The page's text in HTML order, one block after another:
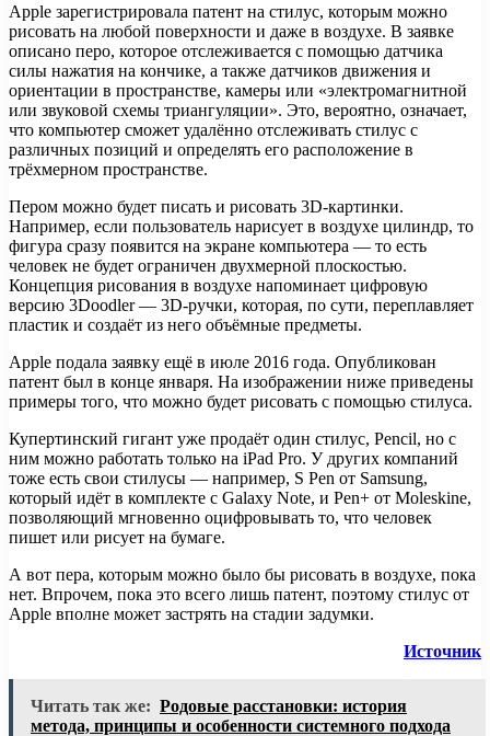
Apple зарегистрировала патент на стилус, которым можно
рисовать на любой поверхности и даже в воздухе. В заявке
описано перо, которое отслеживается с помощью датчика
силы нажатия на кончике, а также датчиков движения и
ориентации в пространстве, камеры или «электромагнитной
или звуковой схемы триангуляции». Это, вероятно, означает,
что компьютер сможет удалённо отслеживать стилус с
различных позиций и определять его расположение в
трёхмерном пространстве.
Пером можно будет писать и рисовать 3D-картинки.
Например, если пользователь нарисует в воздухе цилиндр, то
фигура сразу появится на экране компьютера — то есть
человек не будет ограничен двухмерной плоскостью.
Концепция рисования в воздухе напоминает цифровую
версию 3Doodler — 3D-ручки, которая, по сути, переплавляет
пластик и создаёт из него объёмные предметы.
Apple подала заявку ещё в июле 2016 года. Опубликован
патент был в конце января. На изображении ниже приведены
примеры того, что можно будет рисовать с помощью стилуса.
Купертинский гигант уже продаёт один стилус, Pencil, но с
ним можно работать только на iPad Pro. У других компаний
тоже есть свои стилусы — например, S Pen от Samsung,
который идёт в комплекте с Galaxy Note, и Pen+ от Moleskine,
позволяющий мгновенно оцифровывать то, что человек
пишет или рисует на бумаге.
А вот пера, которым можно было бы рисовать в воздухе, пока
нет. Впрочем, пока это всего лишь патент, поэтому стилус от
Apple вполне может застрять на стадии задумки.
Источник
Читать так же: Родовые расстановки: история
метода, принципы и особенности системного подхода